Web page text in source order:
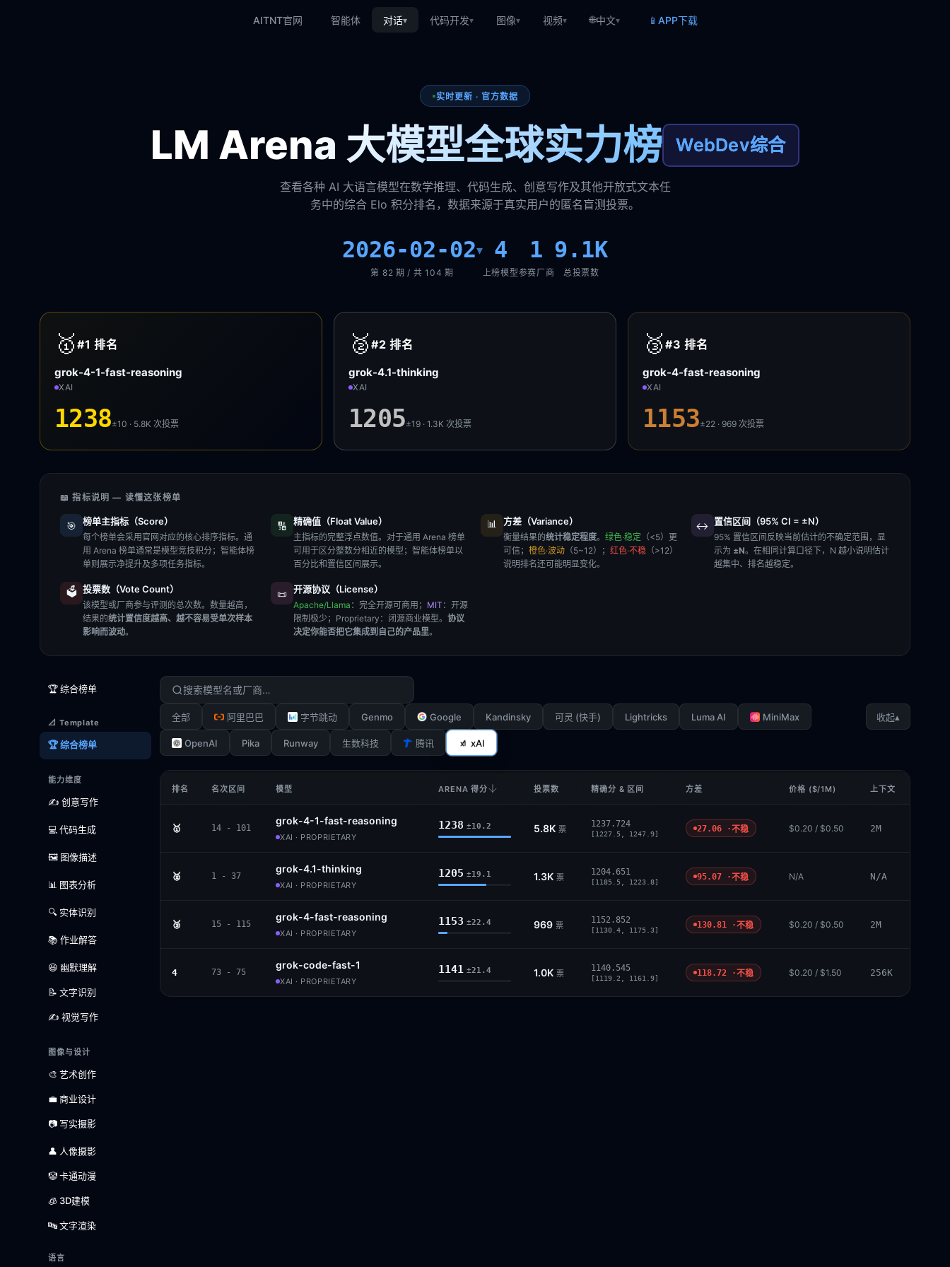
AITNT官网 智能体 对话▾ 代码开发▾ 图像▾ 视频▾ 🌐中文▾ 📱 APP下载
实时更新 · 官方数据
LM Arena 大模型全球实力榜 WebDev综合
查看各种 AI 大语言模型在数学推理、代码生成、创意写作及其他开放式文本任
务中的综合 Elo 积分排名，数据来源于真实用户的匿名盲测投票。
2026-02-02▾
第 82 期 / 共 104 期
4
上榜模型
1
参赛厂商
9.1K
总投票数
🥇 #1排名
grok-4-1-fast-reasoning
XAI
1238±10 · 5.8K次投票
🥈 #2排名
grok-4.1-thinking
XAI
1205±19 · 1.3K次投票
🥉 #3排名
grok-4-fast-reasoning
XAI
1153±22 · 969次投票
📖 指标说明 — 读懂这张榜单
🎯 榜单主指标（Score）
每个榜单会采用官网对应的核心排序指标。通
用 Arena 榜单通常是模型竞技积分；智能体榜
单则展示净提升及多项任务指标。
🔢 精确值（Float Value）
主指标的完整浮点数值。对于通用 Arena 榜单
可用于区分整数分相近的模型；智能体榜单以
百分比和置信区间展示。
📊 方差（Variance）
衡量结果的统计稳定程度。 绿色·稳定 （<5）更
可信； 橙色·波动 （5~12）； 红色·不稳 （>12）
说明排名还可能明显变化。
↔️ 置信区间（95% CI = ±N）
95% 置信区间反映当前估计的不确定范围，显
示为 ±N。在相同计算口径下，N 越小说明估计
越集中、排名越稳定。
🗳️ 投票数（Vote Count）
该模型或厂商参与评测的总次数。数量越高，
结果的统计置信度越高、越不容易受单次样本
影响而波动。
📜 开源协议（License）
Apache/Llama ：完全开源可商用； MIT ：开源
限制极少； Proprietary ：闭源商业模型。 协议
决定你能否把它集成到自己的产品里。
🏆 综合榜单
📐 Template
🏆 综合榜单
能力维度
✍️ 创意写作
💻 代码生成
🖼️ 图像描述
📊 图表分析
🔍 实体识别
📚 作业解答
😆 幽默理解
📝 文字识别
✍️ 视觉写作
图像与设计
🎨 艺术创作
💼 商业设计
📷 写实摄影
👤 人像摄影
🤡 卡通动漫
🧊 3D建模
🔤 文字渲染
语言
全部 阿里巴巴 字节跳动 Genmo Google Kandinsky 可灵 (快手) Lightricks Luma AI MiniMax
OpenAI Pika Runway 生数科技 腾讯 xAI
收起▴
排名 名次区间 模型 ARENA 得分 投票数 精确分 & 区间 方差 价格 ($/1M) 上下文
🥇 14 - 101
grok-4-1-fast-reasoning
XAI · PROPRIETARY
1238 ±10.2 5.8K 票
1237.724
[1227.5, 1247.9]
27.06 ·不稳 $0.20 / $0.50 2M
🥈 1 - 37
grok-4.1-thinking
XAI · PROPRIETARY
1205 ±19.1 1.3K 票
1204.651
[1185.5, 1223.8]
95.07 ·不稳 N/A N/A
🥉 15 - 115
grok-4-fast-reasoning
XAI · PROPRIETARY
1153 ±22.4 969 票
1152.852
[1130.4, 1175.3]
130.81 ·不稳 $0.20 / $0.50 2M
4 73 - 75
grok-code-fast-1
XAI · PROPRIETARY
1141 ±21.4 1.0K 票
1140.545
[1119.2, 1161.9]
118.72 ·不稳 $0.20 / $1.50 256K